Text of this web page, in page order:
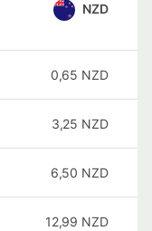
NZD
0,65 NZD
3,25 NZD
6,50 NZD
12,99 NZD